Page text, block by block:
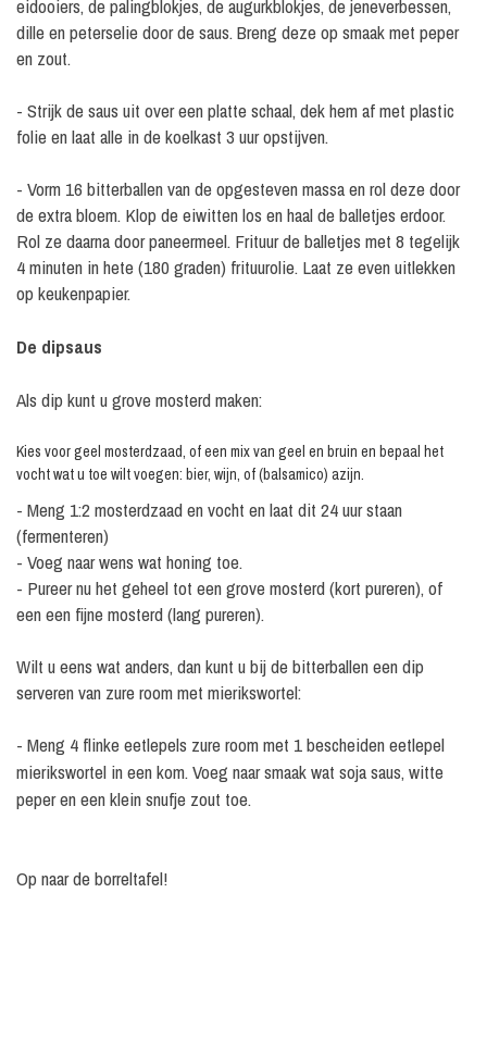
eidooiers, de palingblokjes, de augurkblokjes, de jeneverbessen,
dille en peterselie door de saus. Breng deze op smaak met peper
en zout.
- Strijk de saus uit over een platte schaal, dek hem af met plastic
folie en laat alle in de koelkast 3 uur opstijven.
- Vorm 16 bitterballen van de opgesteven massa en rol deze door
de extra bloem. Klop de eiwitten los en haal de balletjes erdoor.
Rol ze daarna door paneermeel. Frituur de balletjes met 8 tegelijk
4 minuten in hete (180 graden) frituurolie. Laat ze even uitlekken
op keukenpapier.
De dipsaus
Als dip kunt u grove mosterd maken:
Kies voor geel mosterdzaad, of een mix van geel en bruin en bepaal het
vocht wat u toe wilt voegen: bier, wijn, of (balsamico) azijn.
- Meng 1:2 mosterdzaad en vocht en laat dit 24 uur staan
(fermenteren)
- Voeg naar wens wat honing toe.
- Pureer nu het geheel tot een grove mosterd (kort pureren), of
een een fijne mosterd (lang pureren).
Wilt u eens wat anders, dan kunt u bij de bitterballen een dip
serveren van zure room met mierikswortel:
- Meng 4 flinke eetlepels zure room met 1 bescheiden eetlepel
mierikswortel in een kom.Voeg naar smaak wat soja saus, witte
peper en een klein snufje zout toe.
Op naar de borreltafel!